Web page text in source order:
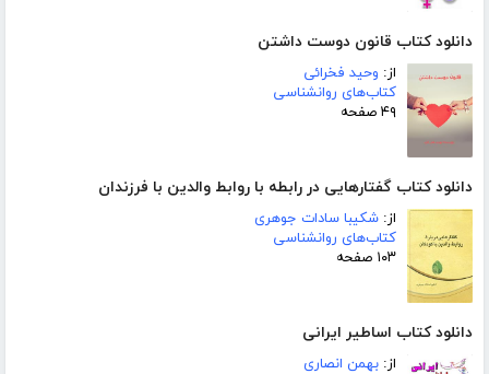
دانلود کتاب قانون دوست داشتن
از: وحید فخرائی
کتاب‌های روانشناسی
۴۹ صفحه
دانلود کتاب گفتارهایی در رابطه با روابط والدین با فرزندان
از: شکیبا سادات جوهری
کتاب‌های روانشناسی
۱۰۳ صفحه
دانلود کتاب اساطیر ایرانی
از: بهمن انصاری